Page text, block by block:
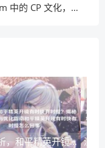
Steam 中的 CP 文化，虚拟世界的情感与社交景观
深度解析，和平精英开镜有时快有时慢？揭秘背后的玄学与优化指南和平精英开镜有时快有时慢怎么回事